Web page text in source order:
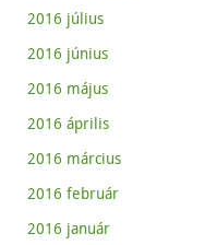
2016 július
2016 június
2016 május
2016 április
2016 március
2016 február
2016 január